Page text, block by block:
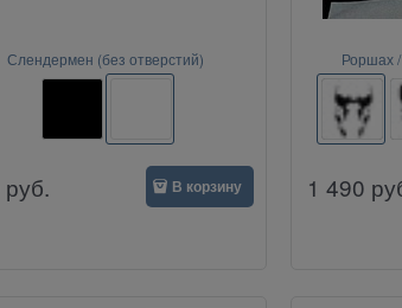
Слендермен (без отверстий)
руб. В корзину
Роршах
1 490